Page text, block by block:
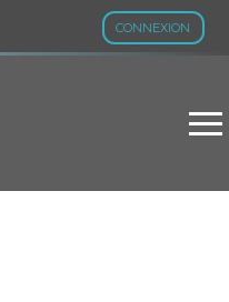
CONNEXION